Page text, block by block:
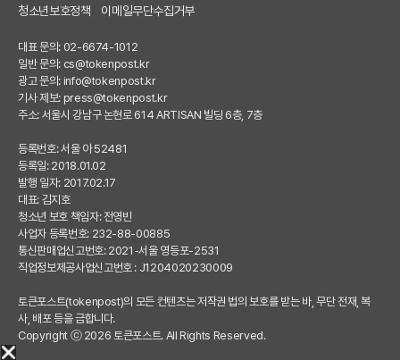
청소년보호정책
이메일무단수집거부
대표 문의: 02-6674-1012
일반 문의: cs@tokenpost.kr
광고 문의: info@tokenpost.kr
기사 제보: press@tokenpost.kr
주소: 서울시 강남구 논현로 614 ARTISAN 빌딩 6층, 7층
등록번호: 서울 아 52481
등록일: 2018.01.02
발행 일자: 2017.02.17
대표: 김지호
청소년 보호 책임자: 전영빈
사업자 등록번호: 232-88-00885
통신판매업신고번호: 2021-서울 영등포-2531
직업정보제공사업신고번호 : J1204020230009
토큰포스트(tokenpost)의 모든 컨텐츠는 저작권 법의 보호를 받는 바, 무단 전재, 복
사, 배포 등을 금합니다.
Copyright ⓒ 2026 토큰포스트. All Rights Reserved.